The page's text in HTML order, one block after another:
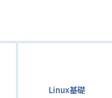
Linux基礎